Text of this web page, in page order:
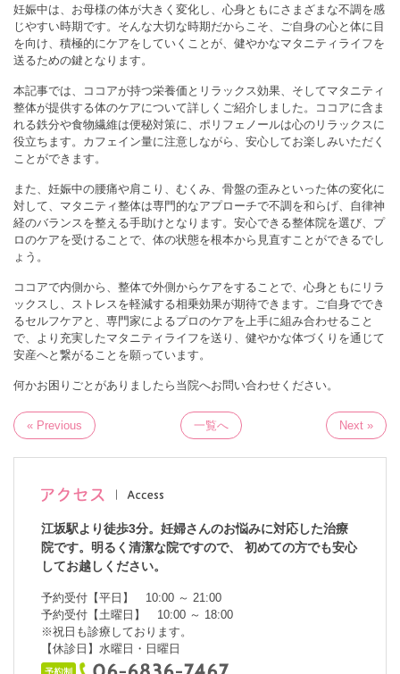
妊娠中は、お母様の体が大きく変化し、心身ともにさまざまな不調を感
じやすい時期です。そんな大切な時期だからこそ、ご自身の心と体に目
を向け、積極的にケアをしていくことが、健やかなマタニティライフを
送るための鍵となります。
本記事では、ココアが持つ栄養価とリラックス効果、そしてマタニティ
整体が提供する体のケアについて詳しくご紹介しました。ココアに含ま
れる鉄分や食物繊維は便秘対策に、ポリフェノールは心のリラックスに
役立ちます。カフェイン量に注意しながら、安心してお楽しみいただく
ことができます。
また、妊娠中の腰痛や肩こり、むくみ、骨盤の歪みといった体の変化に
対して、マタニティ整体は専門的なアプローチで不調を和らげ、自律神
経のバランスを整える手助けとなります。安心できる整体院を選び、プ
ロのケアを受けることで、体の状態を根本から見直すことができるでし
ょう。
ココアで内側から、整体で外側からケアをすることで、心身ともにリラ
ックスし、ストレスを軽減する相乗効果が期待できます。ご自身ででき
るセルフケアと、専門家によるプロのケアを上手に組み合わせること
で、より充実したマタニティライフを送り、健やかな体づくりを通じて
安産へと繋がることを願っています。
何かお困りごとがありましたら当院へお問い合わせください。
« Previous 一覧へ Next »
江坂駅より徒歩3分。妊婦さんのお悩みに対応した治療
院です。明るく清潔な院ですので、 初めての方でも安心
してお越しください。
予約受付【平日】 10:00 ～ 21:00
予約受付【土曜日】 10:00 ～ 18:00
※祝日も診療しております。
【休診日】水曜日・日曜日